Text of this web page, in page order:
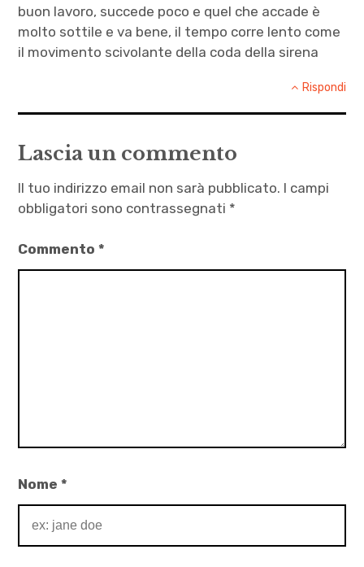
d'amore
,
Sirena
buon lavoro, succede poco e quel che accade è
molto sottile e va bene, il tempo corre lento come
il movimento scivolante della coda della sirena
Rispondi
Lascia un commento
Il tuo indirizzo email non sarà pubblicato. I campi
obbligatori sono contrassegnati *
Commento*
Nome*